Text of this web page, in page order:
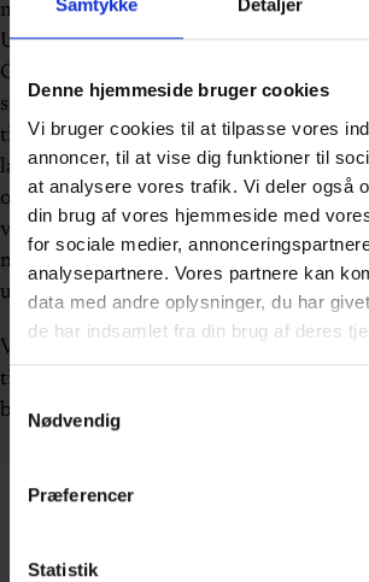
Samtykke Detaljer
Denne hjemmeside bruger cookies
Vi bruger cookies til at tilpasse vores
annoncer, til at vise dig funktioner til
at analysere vores trafik. Vi deler også
din brug af vores hjemmeside med
for sociale medier,
analysepartnere. Vores partnere kan
data med andre oplysninger, du har
de har indsamlet fra din brug af deres
Nødvendig
Præferencer
Statistik
med dinnershowet med
Uffe Holm og Torben
Chris. Når latteren har lagt
sig, kan I trække jer tilbage
til et hyggeligt værelse og
lade aftenen fortsætte i ro
og komfort. Næste morgen
venter en lækker
morgenbuffet med
udsigten over fjorden.
Vælg overnatning som
tilkøb, når du køber dine
billetter.